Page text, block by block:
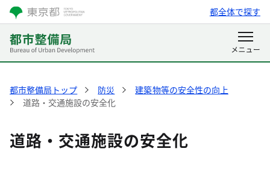
都全体で探す
都市整備局トップ 防災
建築物等の安全性の向上
道路・交通施設の安全化
道路・交通施設の安全化